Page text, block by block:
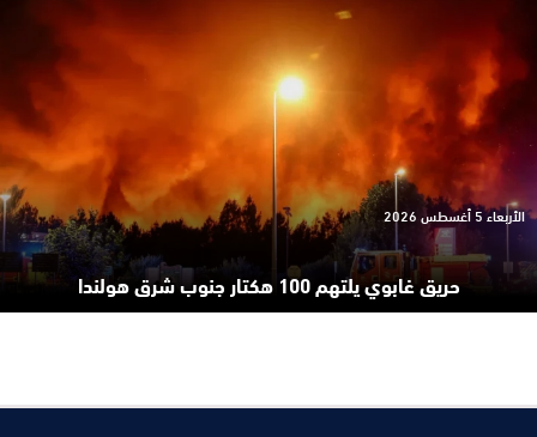
حريق غابوي يلتهم 100 هكتار جنوب شرق هولندا
الأربعاء 5 أغسطس 2026